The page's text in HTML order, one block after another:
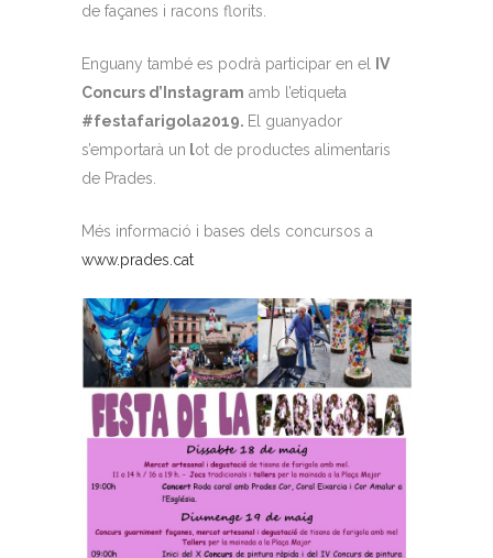
de façanes i racons florits.
Enguany també es podrà participar en el
IV
Concurs d’Instagram amb l’etiqueta
#festafarigola2019. El guanyador
s’emportarà un lot de productes alimentaris
de Prades.
Més informació i bases dels concursos a
www.prades.cat